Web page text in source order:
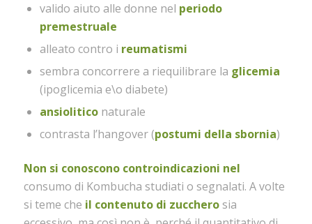
valido aiuto alle donne nel periodo
premestruale
alleato contro i reumatismi
sembra concorrere a riequilibrare la glicemia
(ipoglicemia e\o diabete)
ansioliticonaturale
contrasta l’hangover (postumi della sbornia)
Non si conoscono controindicazioni nel
consumo di Kombucha studiati o segnalati. A volte
si teme che il contenuto di zuccherosia